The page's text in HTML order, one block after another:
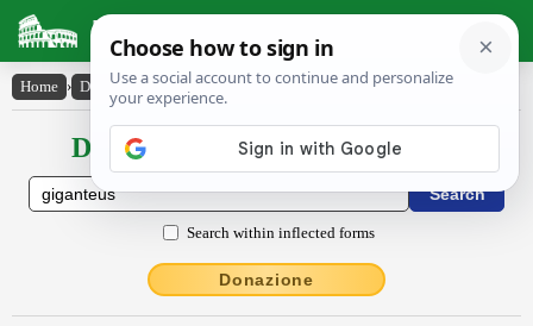
Latin Dictionary
Home › Declensions / Conjugations › Gĭgantēus
Declensions / Conjugations latin
Search within inflected forms
Donazione